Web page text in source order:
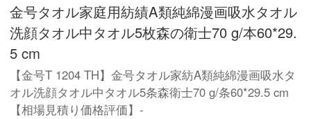
金号タオル家庭用紡績A類純綿漫画吸水タオル
洗顔タオル中タオル5枚森の衛士70 g/本60*29.
5 cm
【金号T 1204 TH】金号タオル家紡A類純綿漫画吸水タ
オル洗顔タオル中タオル5条森衛士70 g/条60*29.5 cm
【相場見積り価格評価】-